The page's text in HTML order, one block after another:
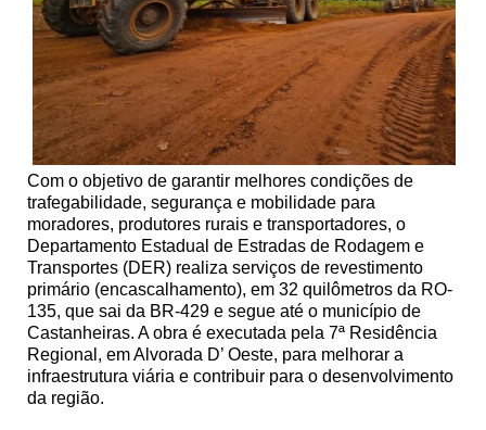
Com o objetivo de garantir melhores condições de
trafegabilidade, segurança e mobilidade para
moradores, produtores rurais e transportadores, o
Departamento Estadual de Estradas de Rodagem e
Transportes (DER) realiza serviços de revestimento
primário (encascalhamento), em 32 quilômetros da RO-
135, que sai da BR-429 e segue até o município de
Castanheiras. A obra é executada pela 7ª Residência
Regional, em Alvorada D’ Oeste, para melhorar a
infraestrutura viária e contribuir para o desenvolvimento
da região.